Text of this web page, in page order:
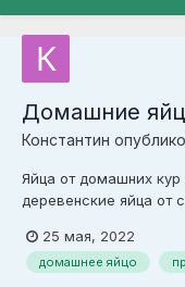
Домашние
Константин
Яйца от домашних
деревенские яйца от
Есть доставка до
согласованию)
25 мая, 2022
домашнее яйцо